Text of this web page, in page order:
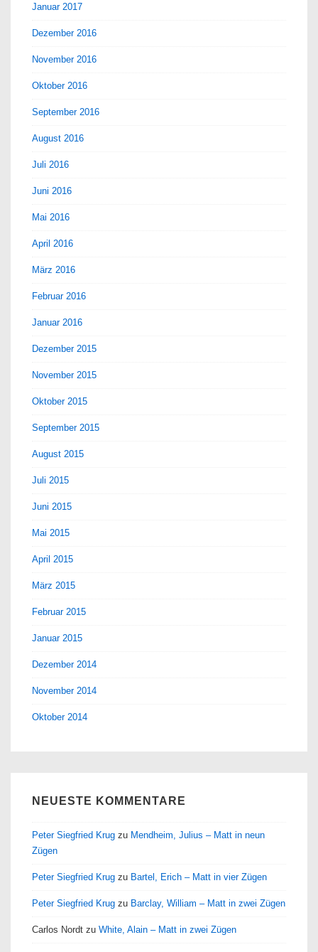
Januar 2017
Dezember 2016
November 2016
Oktober 2016
September 2016
August 2016
Juli 2016
Juni 2016
Mai 2016
April 2016
März 2016
Februar 2016
Januar 2016
Dezember 2015
November 2015
Oktober 2015
September 2015
August 2015
Juli 2015
Juni 2015
Mai 2015
April 2015
März 2015
Februar 2015
Januar 2015
Dezember 2014
November 2014
Oktober 2014
NEUESTE KOMMENTARE
Peter Siegfried Krug zu Mendheim, Julius – Matt in neun
Zügen
Peter Siegfried Krug zu Bartel, Erich – Matt in vier Zügen
Peter Siegfried Krug zu Barclay, William – Matt in zwei Zügen
Carlos Nordt zu White, Alain – Matt in zwei Zügen